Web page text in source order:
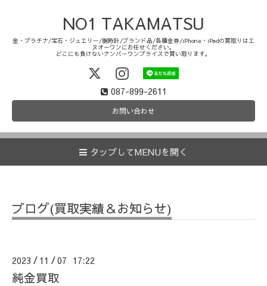
NO1 TAKAMATSU
金・プラチナ/宝石・ジュエリー/腕時計/ブランド品/各種金券/iPhone・iPadの買取りはエ
ヌオーワンにお任せください。
どこにも負けないナンバーワンプライスで買い取ります。
087-899-2611
お問い合わせ
タップしてMENUを開く
ブログ(買取実績＆お知らせ)
2023 / 11 /07 17:22
純金買取